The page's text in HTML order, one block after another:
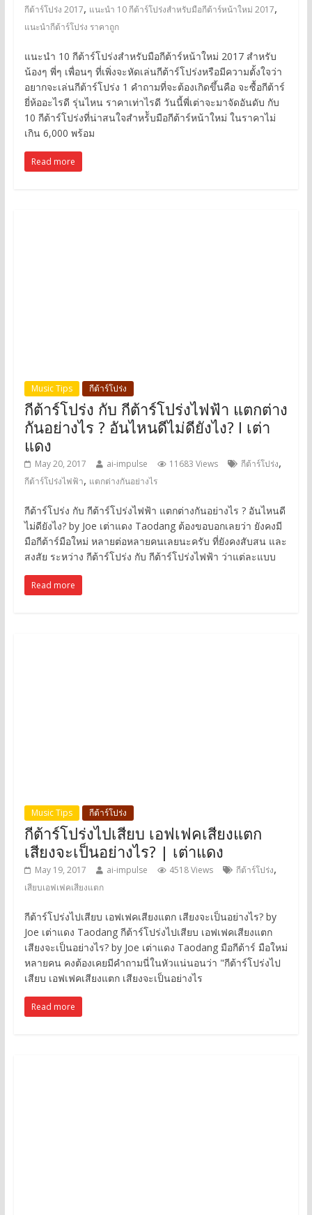
กีต้าร์โปร่ง 2017, แนะนำ 10 กีต้าร์โปร่งสำหรับมือกีต้าร์หน้าใหม่ 2017,
แนะนำกีต้าร์โปร่ง ราคาถูก
แนะนำ 10 กีต้าร์โปร่งสำหรับมือกีต้าร์หน้าใหม่ 2017 สำหรับ
น้องๆ พี่ๆ เพื่อนๆ ที่เพิ่งจะหัดเล่นกีต้าร์โปร่งหรือมีความตั้งใจว่า
อยากจะเล่นกีต้าร์โปร่ง 1 คำถามที่จะต้องเกิดขึ้นคือ จะซื้อกีต้าร์
ยี่ห้ออะไรดี รุ่นไหน ราคาเท่าไรดี วันนี้พี่เต่าจะมาจัดอันดับ กับ
10 กีต้าร์โปร่งที่น่าสนใจสำหร้ับมือกีต้าร์หน้าใหม่ ในราคาไม่
เกิน 6,000 พร้อม
Read more
Music Tips กีต้าร์โปร่ง
กีต้าร์โปร่ง กับ กีต้าร์โปร่งไฟฟ้า แตกต่าง
กันอย่างไร ? อันไหนดีไม่ดียังไง? l เต่า
แดง
May 20, 2017 ai-impulse 11683 Views กีต้าร์โปร่ง,
กีต้าร์โปร่งไฟฟ้า, แตกต่างกันอย่างไร
กีต้าร์โปร่ง กับ กีต้าร์โปร่งไฟฟ้า แตกต่างกันอย่างไร ? อันไหนดี
ไม่ดียังไง? by Joe เต่าแดง Taodang ต้องขอบอกเลยว่า ยังคงมี
มือกีต้าร์มือใหม่ หลายต่อหลายคนเลยนะครับ ที่ยังคงสับสน และ
สงสัย ระหว่าง กีต้าร์โปร่ง กับ กีต้าร์โปร่งไฟฟ้า ว่าแต่ละแบบ
Read more
Music Tips กีต้าร์โปร่ง
กีต้าร์โปร่งไปเสียบ เอฟเฟคเสียงแตก
เสียงจะเป็นอย่างไร? | เต่าแดง
May 19, 2017 ai-impulse 4518 Views กีต้าร์โปร่ง,
เสียบเอฟเฟคเสียงแตก
กีต้าร์โปร่งไปเสียบ เอฟเฟคเสียงแตก เสียงจะเป็นอย่างไร? by
Joe เต่าแดง Taodang กีต้าร์โปร่งไปเสียบ เอฟเฟคเสียงแตก
เสียงจะเป็นอย่างไร? by Joe เต่าแดง Taodang มือกีต้าร์ มือใหม่
หลายคน คงต้องเคยมีคำถามนี่ในหัวแน่นอนว่า "กีต้าร์โปร่งไป
เสียบ เอฟเฟคเสียงแตก เสียงจะเป็นอย่างไร
Read more